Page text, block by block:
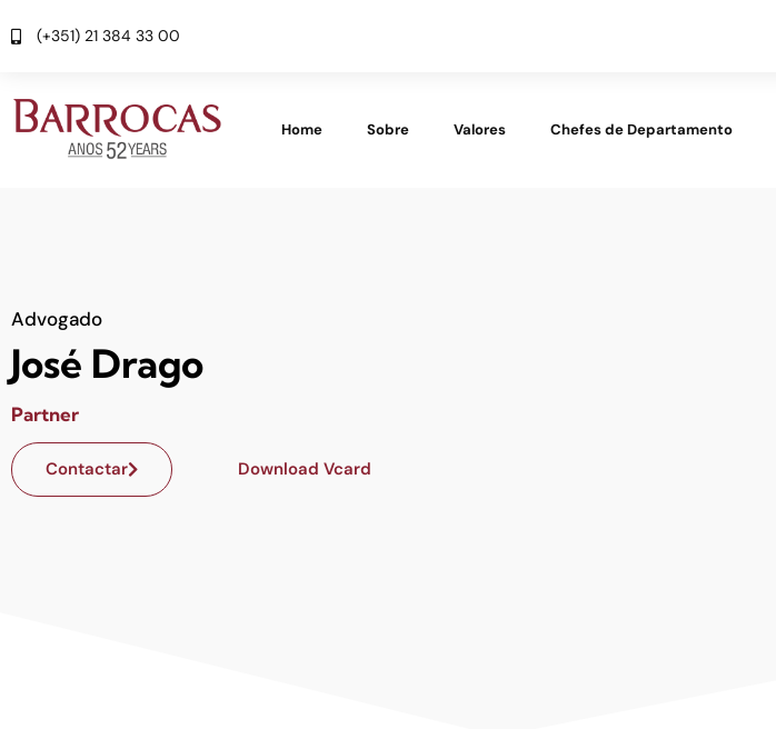
(+351) 21 384 33 00
Home Sobre Valores Chefes de Departamento
Advogado
José Drago
Partner
Contactar Download Vcard